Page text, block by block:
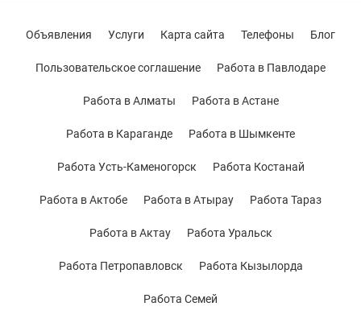
Объявления Услуги Карта сайта Телефоны Блог
Пользовательское соглашение Работа в Павлодаре
Работа в Алматы Работа в Астане
Работа в Караганде Работа в Шымкенте
Работа Усть-Каменогорск Работа Костанай
Работа в Актобе Работа в Атырау Работа Тараз
Работа в Актау Работа Уральск
Работа Петропавловск Работа Кызылорда
Работа Семей